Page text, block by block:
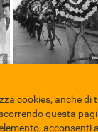
Bibliotecario
cookies, anche di
questa
acconsenti